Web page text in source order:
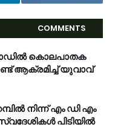
COMMENTS
കൊലപാതക
ആക്രമിച്ച് യുവാവ്
നിന്ന് എം ഡി എം
പിടിയിൽ